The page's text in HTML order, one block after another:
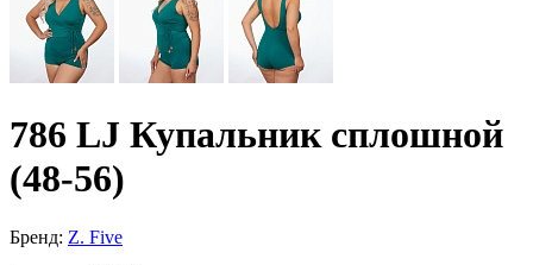
786 LJ Купальник сплошной
(48-56)
Бренд: Z. Five